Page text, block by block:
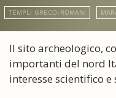
TEMPLI GRECO-ROMANI
Il sito archeologico,
importanti del nord
interesse scientifico